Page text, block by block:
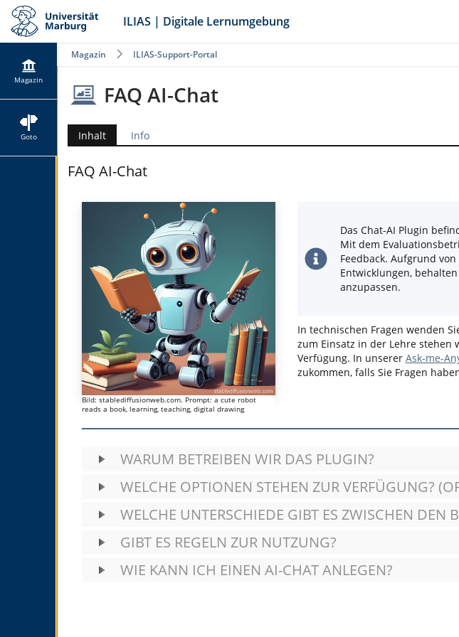
ILIAS | Digitale Lernumgebung
Magazin
Goto
Magazin ILIAS-Support-Portal
FAQ AI-Chat
Inhalt Info
FAQ AI-Chat
Bild: stablediffusionweb.com. Prompt: a cute robot
reads a book, learning, teaching, digital drawing
Das Chat-AI Plugin
Mit dem
Feedback. Aufgrund
Entwicklungen,
anzupassen.
In technischen Fragen wenden
zum Einsatz in der Lehre stehen
Verfügung. In unserer Ask-me-
zukommen, falls Sie Fragen
WARUM BETREIBEN WIR DAS PLUGIN?
WELCHE OPTIONEN STEHEN ZUR VERFÜGUNG?
WELCHE UNTERSCHIEDE GIBT ES ZWISCHEN DEN
GIBT ES REGELN ZUR NUTZUNG?
WIE KANN ICH EINEN AI-CHAT ANLEGEN?